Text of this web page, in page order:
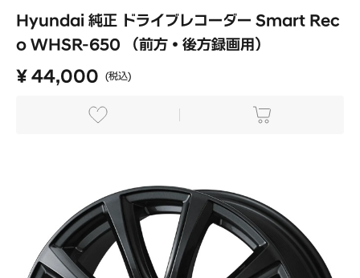
Hyundai 純正 ドライブレコーダー Smart Rec
o WHSR-650 （前方・後方録画用）
¥ 44,000 (税込)